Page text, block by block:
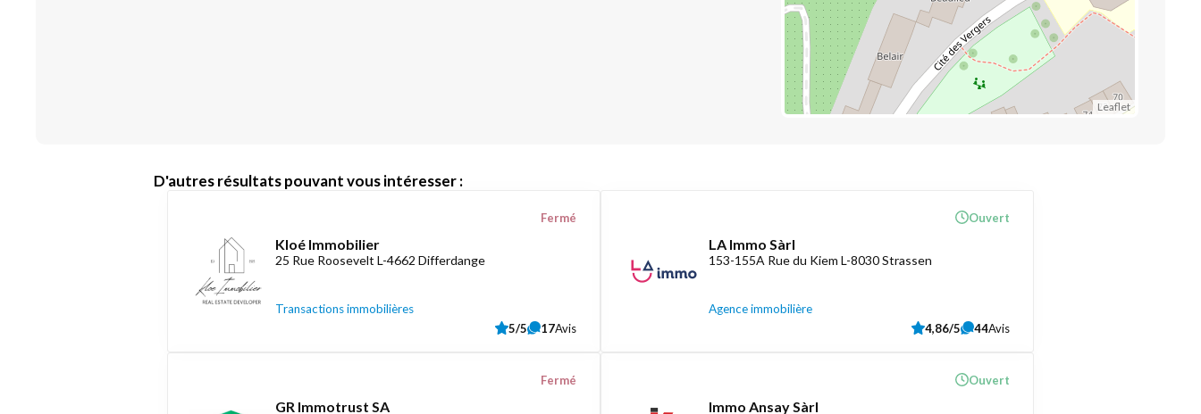
Leaflet
D'autres résultats pouvant vous intéresser :
Kloé Immobilier
25 Rue Roosevelt L-4662 Differdange
Transactions immobilières
Fermé
5/5 17Avis
LA Immo Sàrl
153-155A Rue du Kiem L-8030 Strassen
Agence immobilière
Ouvert
4,86/5 44Avis
GR Immotrust SA
Fermé
Immo Ansay Sàrl
Ouvert